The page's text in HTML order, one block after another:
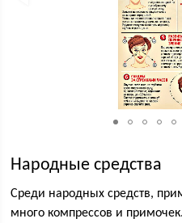
Народные средства
Среди народных средств,
много компрессов и